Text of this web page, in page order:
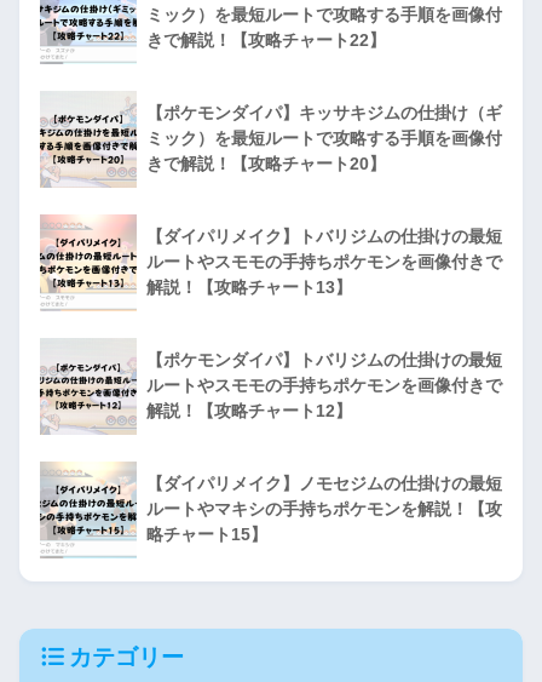
ミック）を最短ルートで攻略する手順を画像付
きで解説！【攻略チャート22】
【ポケモンダイパ】キッサキジムの仕掛け（ギ
ミック）を最短ルートで攻略する手順を画像付
きで解説！【攻略チャート20】
【ダイパリメイク】トバリジムの仕掛けの最短
ルートやスモモの手持ちポケモンを画像付きで
解説！【攻略チャート13】
【ポケモンダイパ】トバリジムの仕掛けの最短
ルートやスモモの手持ちポケモンを画像付きで
解説！【攻略チャート12】
【ダイパリメイク】ノモセジムの仕掛けの最短
ルートやマキシの手持ちポケモンを解説！【攻
略チャート15】
カテゴリー